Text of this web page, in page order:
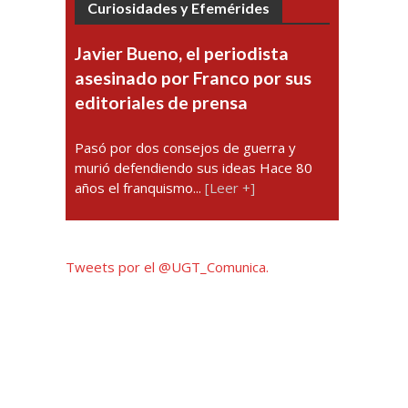
Curiosidades y Efemérides
Javier Bueno, el periodista
asesinado por Franco por sus
editoriales de prensa
Pasó por dos consejos de guerra y
murió defendiendo sus ideas Hace 80
años el franquismo...[Leer +]
Tweets por el @UGT_Comunica.